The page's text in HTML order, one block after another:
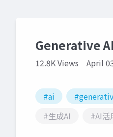
Generative
12.8K Views April
#ai
#生成AI
#AI活